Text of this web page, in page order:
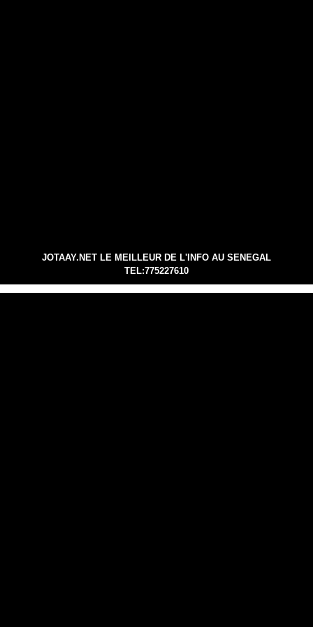
JOTAAY.NET LE MEILLEUR DE L'INFO AU SENEGAL
TEL:775227610